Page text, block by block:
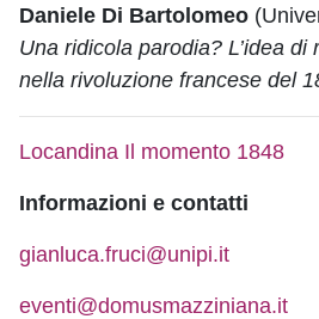
Daniele Di Bartolomeo
Una ridicola parodia? L’idea di
nella rivoluzione francese del
Locandina Il momento 1848
Informazioni e contatti
gianluca.fruci@unipi.it
eventi@domusmazziniana.it